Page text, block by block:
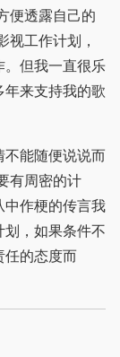
便透露自己的
视工作计划，
。但我一直很乐
年来支持我的歌
能随便说说而
有周密的计
中作梗的传言我
划，如果条件不
任的态度而